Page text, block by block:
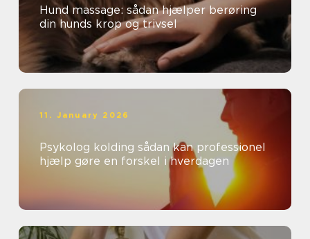
Hund massage: sådan hjælper berøring
din hunds krop og trivsel
11. January 2026
Psykolog kolding sådan kan professionel
hjælp gøre en forskel i hverdagen